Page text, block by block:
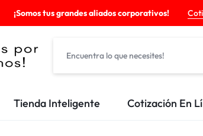
¡Somos tus grandes aliados corporativos!
Tienda Inteligente Cotización En